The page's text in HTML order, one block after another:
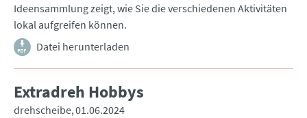
Ideensammlung zeigt, wie Sie die verschiedenen Aktivitäten
lokal aufgreifen können.
Datei herunterladen
Extradreh Hobbys
drehscheibe 01.06.2024